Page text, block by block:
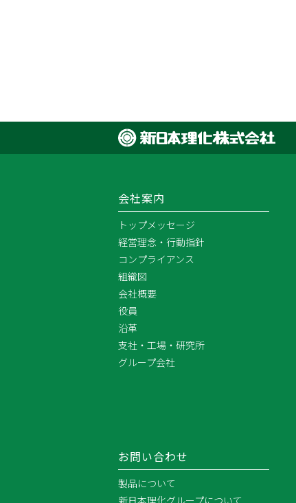
会社案内
トップメッセージ
経営理念・行動指針
コンプライアンス
組織図
会社概要
役員
沿革
支社・工場・研究所
グループ会社
お問い合わせ
製品について
新日本理化グループについて